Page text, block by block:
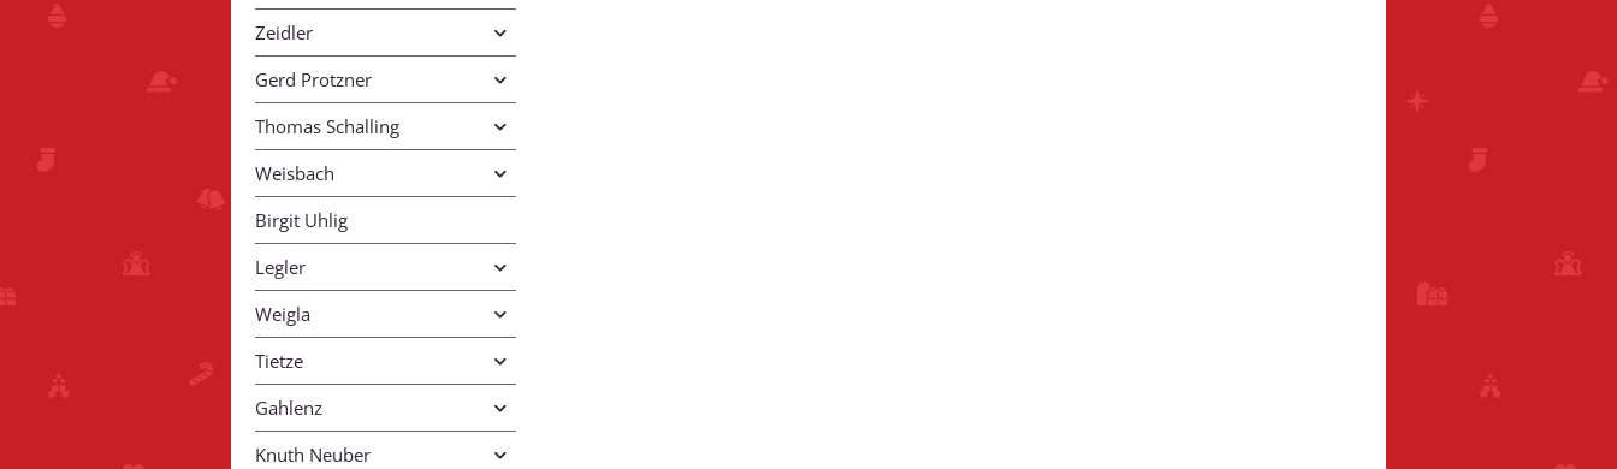
Zeidler
Gerd Protzner
Thomas Schalling
Weisbach
Birgit Uhlig
Legler
Weigla
Tietze
Gahlenz
Knuth Neuber